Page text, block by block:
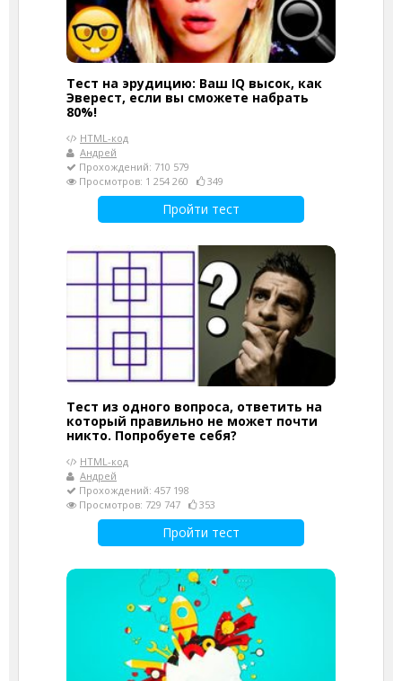
Тест на эрудицию: Ваш IQ высок, как
Эверест, если вы сможете набрать
80%!
HTML-код
Андрей
Прохождений: 710 579
Просмотров: 1 254 260
349
Пройти тест
Тест из одного вопроса, ответить на
который правильно не может почти
никто. Попробуете себя?
HTML-код
Андрей
Прохождений: 457 198
Просмотров: 729 747
353
Пройти тест